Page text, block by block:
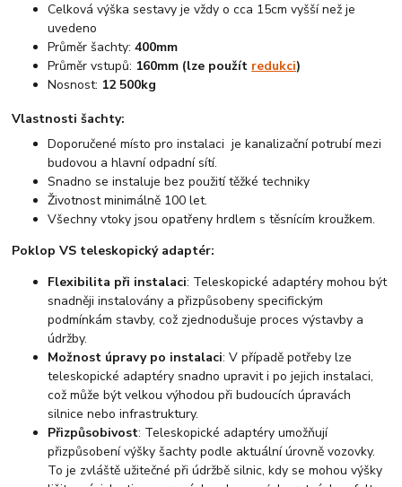
Celková výška sestavy je vždy o cca 15cm vyšší než je
uvedeno
Průměr šachty:400mm
Průměr vstupů: 160mm (lze použít redukci)
Nosnost: 12 500kg
Vlastnosti šachty:
Doporučené místo pro instalaci je kanalizační potrubí mezi
budovou a hlavní odpadní sítí.
Snadno se instaluje bez použití těžké techniky
Životnost minimálně 100 let.
Všechny vtoky jsou opatřeny hrdlem s těsnícím kroužkem.
Poklop VS teleskopický adaptér:
Flexibilita při instalaci: Teleskopické adaptéry mohou být
snadněji instalovány a přizpůsobeny specifickým
podmínkám stavby, což zjednodušuje proces výstavby a
údržby.
Možnost úpravy po instalaci: V případě potřeby lze
teleskopické adaptéry snadno upravit i po jejich instalaci,
což může být velkou výhodou při budoucích úpravách
silnice nebo infrastruktury.
Přizpůsobivost: Teleskopické adaptéry umožňují
přizpůsobení výšky šachty podle aktuální úrovně vozovky.
To je zvláště užitečné při údržbě silnic, kdy se mohou výšky